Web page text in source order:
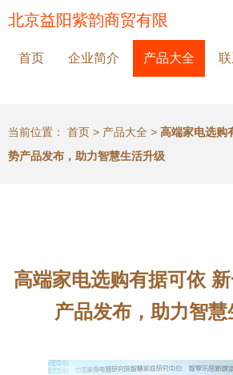
北京益阳紫韵商贸有限
首页 企业简介 产品大全
当前位置： 首页 > 产品大全 > 高端家电选购
势产品发布，助力智慧生活升级
高端家电选购有据可依
产品发布，助力智